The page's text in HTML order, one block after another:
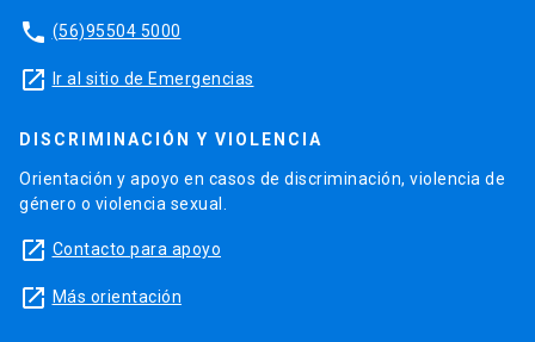
phone (56)95504 5000
launch Ir al sitio de Emergencias
DISCRIMINACIÓN Y VIOLENCIA
Orientación y apoyo en casos de discriminación, violencia de
género o violencia sexual.
launch Contacto para apoyo
launch Más orientación